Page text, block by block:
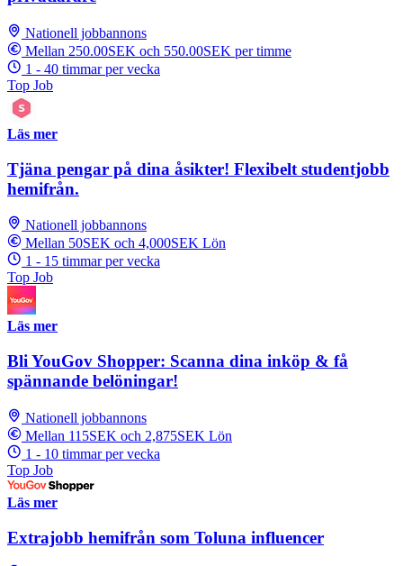
Nationell jobbannons
Mellan 250.00SEK och 550.00SEK per timme
1 - 40 timmar per vecka
Top Job
Läs mer
Tjäna pengar på dina åsikter! Flexibelt studentjobb
hemifrån.
Nationell jobbannons
Mellan 50SEK och 4,000SEK Lön
1 - 15 timmar per vecka
Top Job
Läs mer
Bli YouGov Shopper: Scanna dina inköp & få
spännande belöningar!
Nationell jobbannons
Mellan 115SEK och 2,875SEK Lön
1 - 10 timmar per vecka
Top Job
Läs mer
Extrajobb hemifrån som Toluna influencer